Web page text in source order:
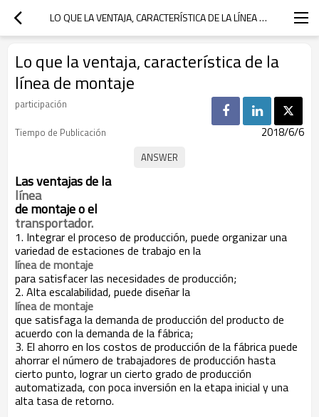
LO QUE LA VENTAJA, CARACTERÍSTICA DE LA LÍNEA DE MONTAJE
Lo que la ventaja, característica de la
línea de montaje
participación
Tiempo de Publicación
2018/6/6
Las ventajas de la
línea
de montaje o el
transportador.
1. Integrar el proceso de producción, puede organizar una
variedad de estaciones de trabajo en la
línea de montaje
para satisfacer las necesidades de producción;
2. Alta escalabilidad, puede diseñar la
línea de montaje
que satisfaga la demanda de producción del producto de
acuerdo con la demanda de la fábrica;
3. El ahorro en los costos de producción de la fábrica puede
ahorrar el número de trabajadores de producción hasta
cierto punto, lograr un cierto grado de producción
automatizada, con poca inversión en la etapa inicial y una
alta tasa de retorno.